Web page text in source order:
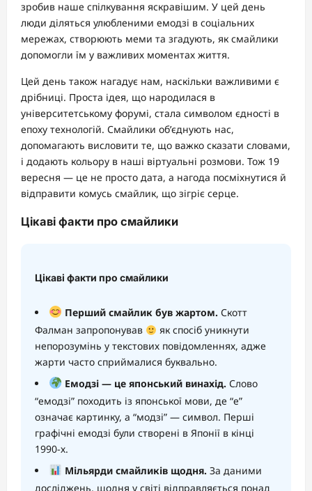
зробив наше спілкування яскравішим. У цей день
люди діляться улюбленими емодзі в соціальних
мережах, створюють меми та згадують, як смайлики
допомогли їм у важливих моментах життя.
Цей день також нагадує нам, наскільки важливими є
дрібниці. Проста ідея, що народилася в
університетському форумі, стала символом єдності в
епоху технологій. Смайлики об’єднують нас,
допомагають висловити те, що важко сказати словами,
і додають кольору в наші віртуальні розмови. Тож 19
вересня — це не просто дата, а нагода посміхнутися й
відправити комусь смайлик, що зігріє серце.
Цікаві факти про смайлики
Цікаві факти про смайлики
Перший смайлик був жартом. Скотт
Фалман запропонував
як спосіб уникнути
непорозумінь у текстових повідомленнях, адже
жарти часто сприймалися буквально.
Емодзі — це японський винахід. Слово
“емодзі” походить із японської мови, де “е”
означає картинку, а “модзі” — символ. Перші
графічні емодзі були створені в Японії в кінці
1990-х.
Мільярди смайликів щодня. За даними
досліджень, щодня у світі відправляється понад